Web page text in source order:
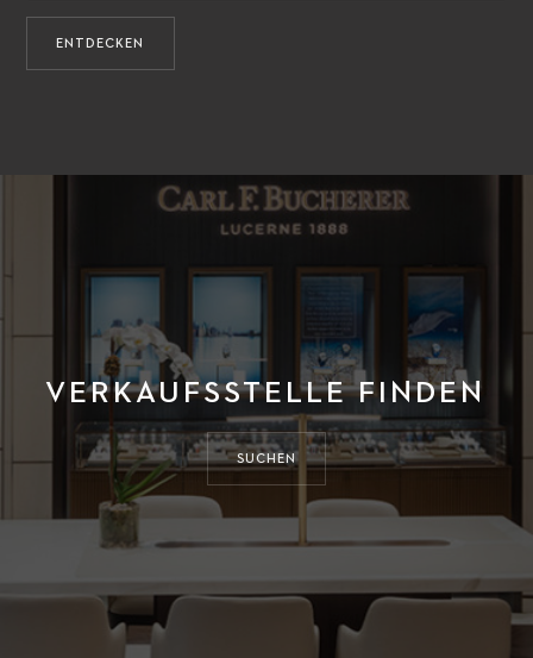
ENTDECKEN
VERKAUFSSTELLE FINDEN
SUCHEN